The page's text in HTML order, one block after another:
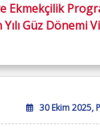
Ekmekçilik
Güz Dönemi
30 Ekim 2025,